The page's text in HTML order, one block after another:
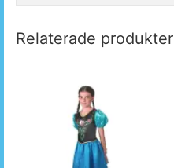
Relaterade produkter